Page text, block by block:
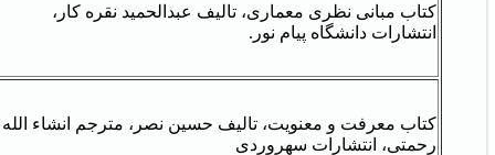
کتاب مبانی نظری معماری، تالیف عبدالحمید نقره کار،
انتشارات دانشگاه پیام نور.
کتاب معرفت و معنویت، تالیف حسین نصر، مترجم انشاء الله
رحمتی، انتشارات سهروردی